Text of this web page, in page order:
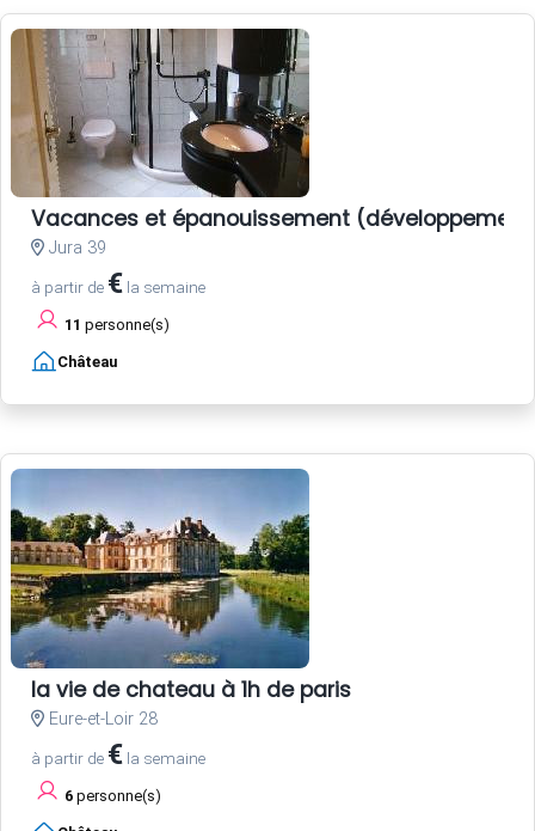
Vacances et épanouissement
Jura 39
à partir de € la semaine
11 personne(s)
Château
la vie de chateau à 1h de paris
Eure-et-Loir 28
à partir de € la semaine
6 personne(s)